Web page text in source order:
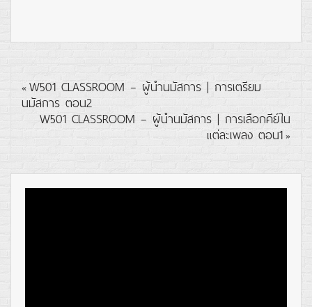
« W501 CLASSROOM – ผู้นำนมัสการ | การเตรียม
นมัสการ ตอน2
W501 CLASSROOM – ผู้นำนมัสการ | การเลือกคีย์ใน
แต่ละเพลง ตอน1 »